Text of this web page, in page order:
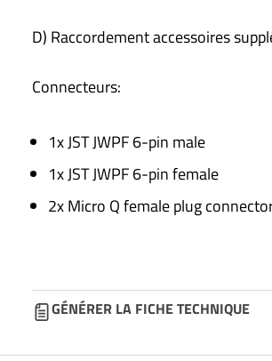
D) Raccordement accessoires
Connecteurs:
1x JST JWPF 6-pin male
1x JST JWPF 6-pin female
2x Micro Q female plug
GÉNÉRER LA FICHE TECHNIQUE